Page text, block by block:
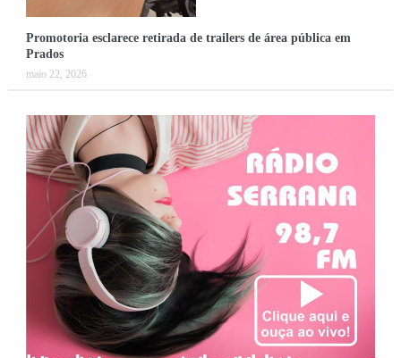
Promotoria esclarece retirada de trailers de área pública em
Prados
maio 22, 2026